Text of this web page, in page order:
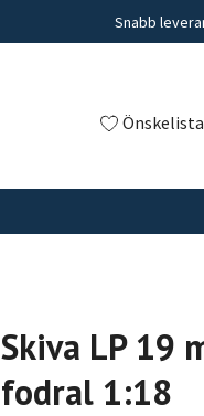
Snabb
Skiva LP 19
fodral 1:18